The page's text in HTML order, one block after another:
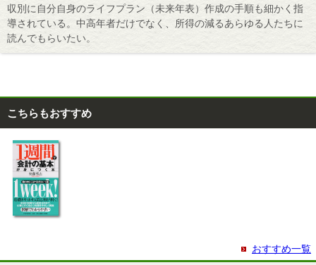
収別に自分自身のライフプラン（未来年表）作成の手順も細かく指
導されている。中高年者だけでなく、所得の減るあらゆる人たちに
読んでもらいたい。
こちらもおすすめ
おすすめ一覧